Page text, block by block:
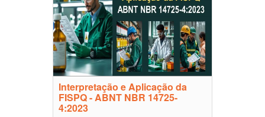
Interpretação e Aplicação da
FISPQ - ABNT NBR 14725-
4:2023